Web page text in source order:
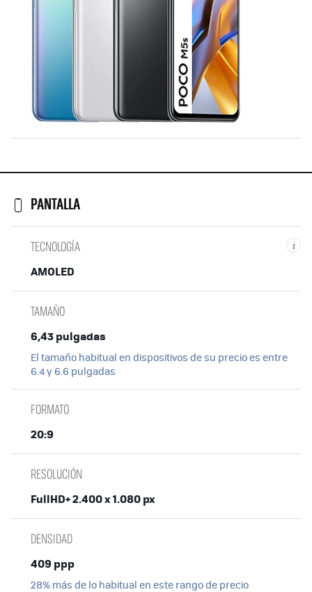
PANTALLA
i
TECNOLOGÍA
AMOLED
TAMAÑO
6,43 pulgadas
El tamaño habitual en dispositivos de su precio es entre
6.4 y 6.6 pulgadas
FORMATO
20:9
RESOLUCIÓN
FullHD+ 2.400 x 1.080 px
DENSIDAD
409 ppp
28% más de lo habitual en este rango de precio